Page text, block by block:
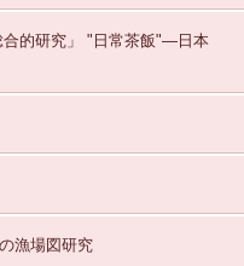
的研究」
"日常茶飯"—日本
漁場図研究